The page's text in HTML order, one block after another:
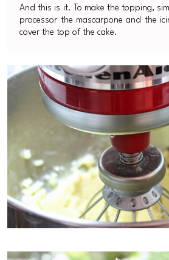
And this is it. To make the topping,
processor the mascarpone and the
cover the top of the cake.